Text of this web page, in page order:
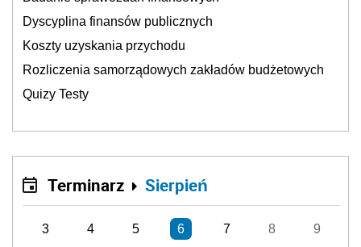
Dyscyplina finansów publicznych
Koszty uzyskania przychodu
Rozliczenia samorządowych zakładów budżetowych
Quizy Testy
Terminarz Sierpień
3 4 5 6 7 8 9